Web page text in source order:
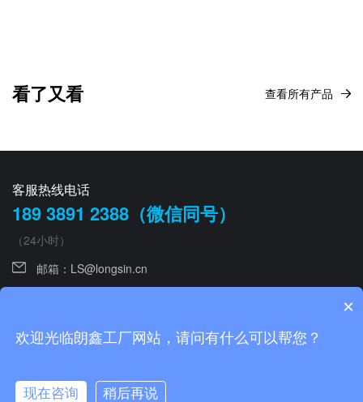
看了又看 查看所有产品
客服热线电话
189 3891 2388（微信同号）
（24小时）
邮箱： LS@longsin.cn
友情链接：智慧燃气 | 智慧消防 | 智慧养老 | 智能传感
×
欢迎光临朗鑫工厂网站，请问有什么可以帮您？
现在咨询 稍后再说